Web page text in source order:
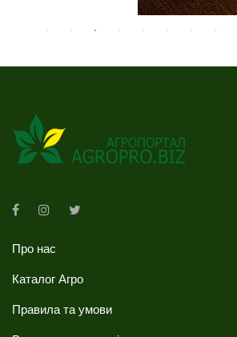
Про нас
Каталог Агро
Правила та умови